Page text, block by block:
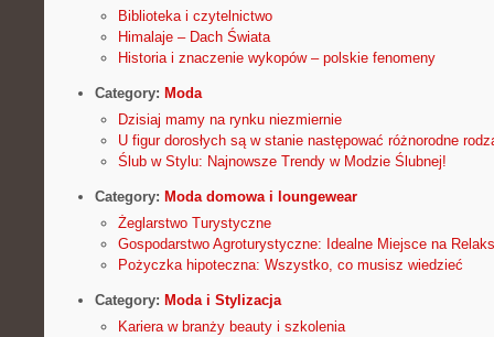
Biblioteka i czytelnictwo
Himalaje – Dach Świata
Historia i znaczenie wykopów – polskie fenomeny
Category: Moda
Dzisiaj mamy na rynku niezmiernie
U figur dorosłych są w stanie następować różnorodne
Ślub w Stylu: Najnowsze Trendy w Modzie Ślubnej!
Category: Moda domowa i loungewear
Żeglarstwo Turystyczne
Gospodarstwo Agroturystyczne: Idealne Miejsce na
Pożyczka hipoteczna: Wszystko, co musisz wiedzieć
Category: Moda i Stylizacja
Kariera w branży beauty i szkolenia